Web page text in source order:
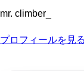
mr. climber_
プロフィールを見る